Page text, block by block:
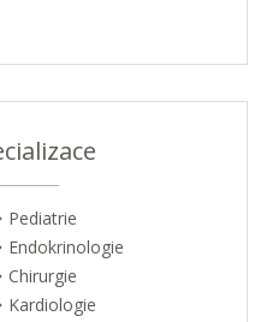
Pediatrie
Endokrinologie
Chirurgie
Kardiologie